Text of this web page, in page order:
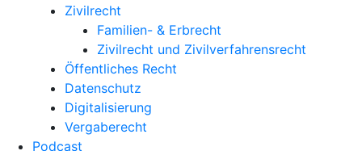
Zivilrecht
Familien- & Erbrecht
Zivilrecht und Zivilverfahrensrecht
Öffentliches Recht
Datenschutz
Digitalisierung
Vergaberecht
Podcast